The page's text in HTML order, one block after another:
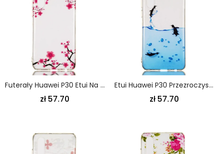
Futerały Huawei P30 Etui Na Telefon Przezroczyste Kwitnące Drzewo
zł 57.70
Etui Huawei P30 Przezroczysta Gra W Pingwiny Etui Ochronne
zł 57.70